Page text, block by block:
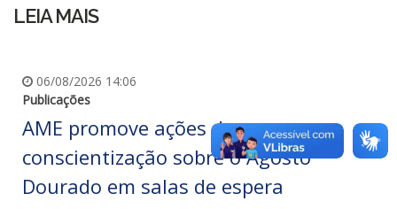
LEIA MAIS
06/08/2026 14:06
Publicações
AME promove ações de
conscientização sobre o Agosto
Dourado em salas de espera